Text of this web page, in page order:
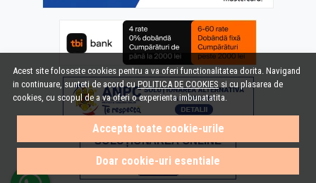
Acest site foloseste cookies pentru a va oferi functionalitatea dorita. Navigand
in continuare, sunteti de acord cuPOLITICA DE COOKIES si cu plasarea de
cookies, cu scopul de a va oferi o experienta imbunatatita.
Accepta toate cookie-urile
Doar cookie-uri esentiale